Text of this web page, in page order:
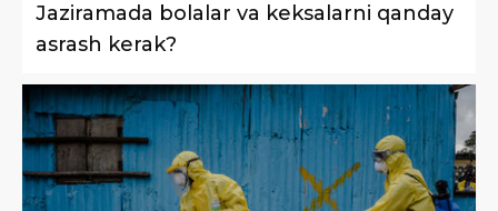
Jaziramada bolalar va keksalarni qanday
asrash kerak?